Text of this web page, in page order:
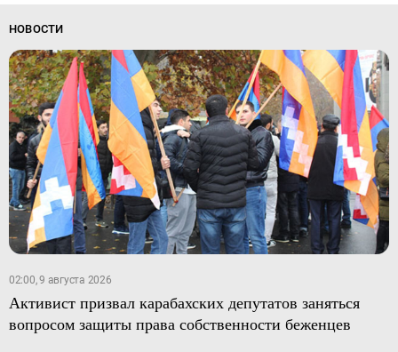
НОВОСТИ
02:00, 9 августа 2026
Активист призвал карабахских депутатов заняться
вопросом защиты права собственности беженцев